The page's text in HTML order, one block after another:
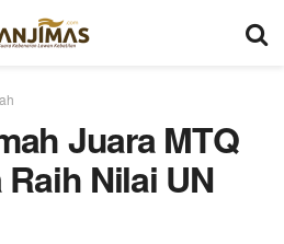
Juara MTQ
Nilai UN